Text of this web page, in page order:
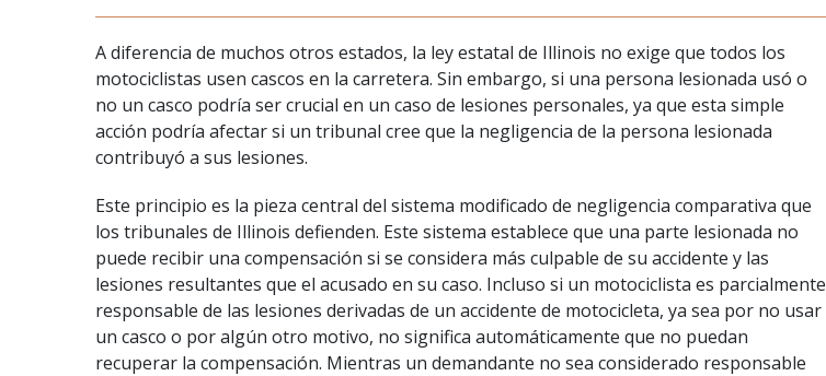
A diferencia de muchos otros estados, la ley estatal de Illinois no exige que todos los
motociclistas usen cascos en la carretera. Sin embargo, si una persona lesionada usó o
no un casco podría ser crucial en un caso de lesiones personales, ya que esta simple
acción podría afectar si un tribunal cree que la negligencia de la persona lesionada
contribuyó a sus lesiones.
Este principio es la pieza central del sistema modificado de negligencia comparativa que
los tribunales de Illinois defienden. Este sistema establece que una parte lesionada no
puede recibir una compensación si se considera más culpable de su accidente y las
lesiones resultantes que el acusado en su caso. Incluso si un motociclista es parcialmente
responsable de las lesiones derivadas de un accidente de motocicleta, ya sea por no usar
un casco o por algún otro motivo, no significa automáticamente que no puedan
recuperar la compensación. Mientras un demandante no sea considerado responsable